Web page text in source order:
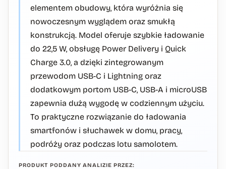
elementem obudowy, która wyróżnia się
nowoczesnym wyglądem oraz smukłą
konstrukcją. Model oferuje szybkie ładowanie
do 22,5 W, obsługę Power Delivery i Quick
Charge 3.0, a dzięki zintegrowanym
przewodom USB-C i Lightning oraz
dodatkowym portom USB-C, USB-A i microUSB
zapewnia dużą wygodę w codziennym użyciu.
To praktyczne rozwiązanie do ładowania
smartfonów i słuchawek w domu, pracy,
podróży oraz podczas lotu samolotem.
PRODUKT PODDANY ANALIZIE PRZEZ: